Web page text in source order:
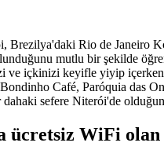
Brezilya'daki Rio de Janeiro
mutlu bir şekilde
ve içkinizi keyifle yiyip içerken
Bondinho Café, Paróquia das
dahaki sefere Niterói'de
ücretsiz WiFi